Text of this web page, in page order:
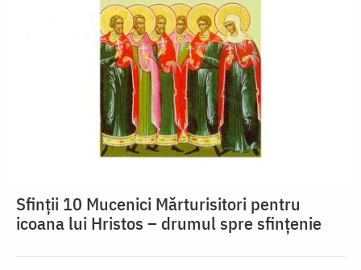
Sfinții 10 Mucenici Mărturisitori pentru
icoana lui Hristos – drumul spre sfințenie